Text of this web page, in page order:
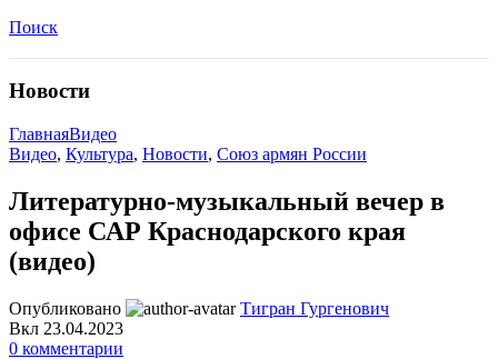
Поиск
Новости
ГлавнаяВидео
Видео, Культура, Новости, Союз армян России
Литературно-музыкальный вечер в
офисе САР Краснодарского края
(видео)
Опубликовано
Тигран Гургенович
Вкл 23.04.2023
0 комментарии